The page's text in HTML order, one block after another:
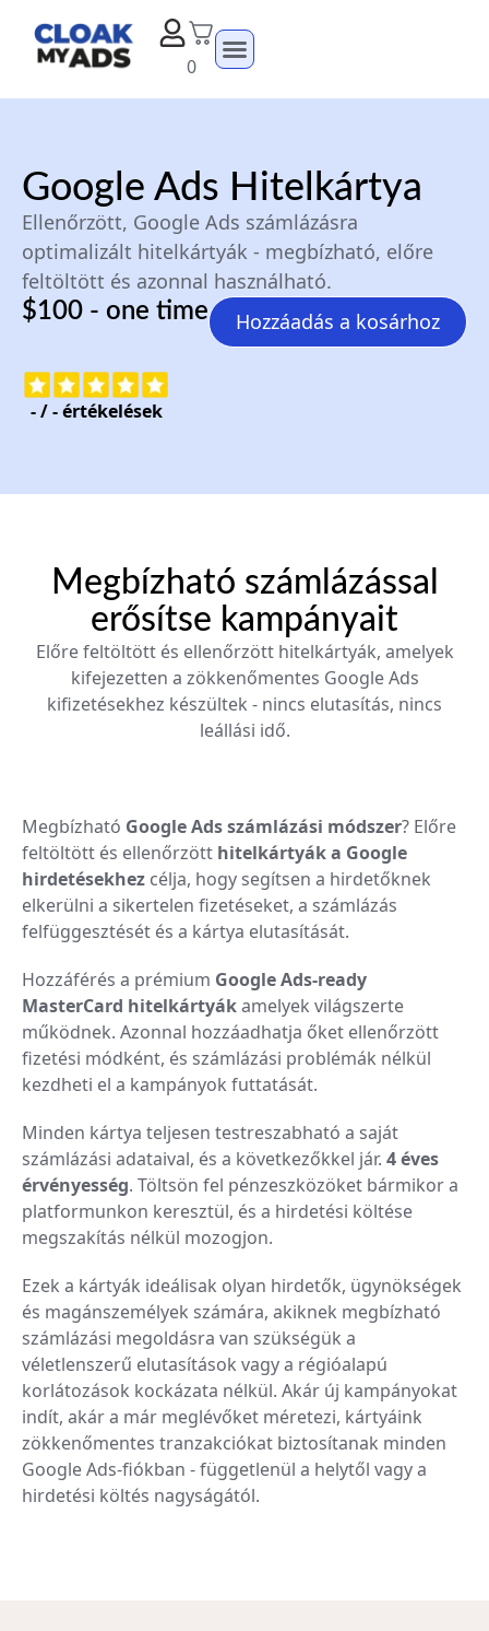
0
Google Ads Hitelkártya
Ellenőrzött, Google Ads számlázásra
optimalizált hitelkártyák - megbízható, előre
feltöltött és azonnal használható.
$100 - one time
Hozzáadás a kosárhoz
-/-értékelések
Megbízható számlázással
erősítse kampányait
Előre feltöltött és ellenőrzött hitelkártyák, amelyek
kifejezetten a zökkenőmentes Google Ads
kifizetésekhez készültek - nincs elutasítás, nincs
leállási idő.
Megbízható Google Ads számlázási módszer? Előre
feltöltött és ellenőrzött hitelkártyák a Google
hirdetésekhez célja, hogy segítsen a hirdetőknek
elkerülni a sikertelen fizetéseket, a számlázás
felfüggesztését és a kártya elutasítását.
Hozzáférés a prémium Google Ads-ready
MasterCard hitelkártyákamelyek világszerte
működnek. Azonnal hozzáadhatja őket ellenőrzött
fizetési módként, és számlázási problémák nélkül
kezdheti el a kampányok futtatását.
Minden kártya teljesen testreszabható a saját
számlázási adataival, és a következőkkel jár. 4 éves
érvényesség. Töltsön fel pénzeszközöket bármikor a
platformunkon keresztül, és a hirdetési költése
megszakítás nélkül mozogjon.
Ezek a kártyák ideálisak olyan hirdetők, ügynökségek
és magánszemélyek számára, akiknek megbízható
számlázási megoldásra van szükségük a
véletlenszerű elutasítások vagy a régióalapú
korlátozások kockázata nélkül. Akár új kampányokat
indít, akár a már meglévőket méretezi, kártyáink
zökkenőmentes tranzakciókat biztosítanak minden
Google Ads-fiókban - függetlenül a helytől vagy a
hirdetési költés nagyságától.